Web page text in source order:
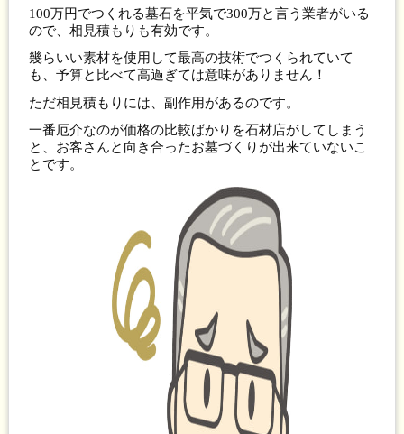
100万円でつくれる墓石を平気で300万と言う業者がいる
ので、相見積もりも有効です。
幾らいい素材を使用して最高の技術でつくられていて
も、予算と比べて高過ぎては意味がありません！
ただ相見積もりには、副作用があるのです。
一番厄介なのが価格の比較ばかりを石材店がしてしまう
と、お客さんと向き合ったお墓づくりが出来ていないこ
とです。